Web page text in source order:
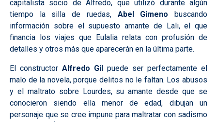
capitalista socio de Alfredo, que utilizó durante algún
tiempo la silla de ruedas, Abel Gimeno buscando
información sobre el supuesto amante de Lali, el que
financia los viajes que Eulalia relata con profusión de
detalles y otros más que aparecerán en la última parte.
El constructor Alfredo Gil puede ser perfectamente el
malo de la novela, porque delitos no le faltan. Los abusos
y el maltrato sobre Lourdes, su amante desde que se
conocieron siendo ella menor de edad, dibujan un
personaje que se cree impune para maltratar con sadismo